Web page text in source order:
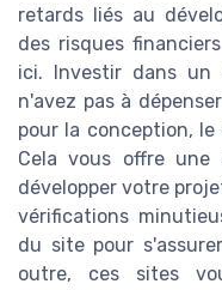
retards liés au
des risques
ici. Investir dans
n'avez pas à
pour la conception,
Cela vous offre une
développer votre
vérifications
du site pour
outre, ces sites